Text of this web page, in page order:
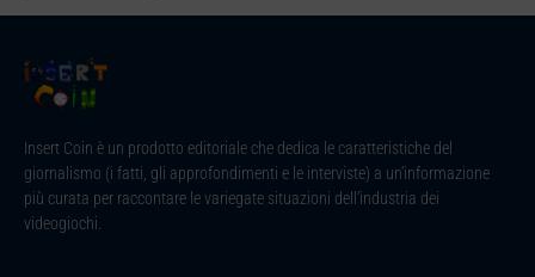
Insert Coin è un prodotto editoriale che dedica le caratteristiche del
giornalismo (i fatti, gli approfondimenti e le interviste) a un’informazione
più curata per raccontare le variegate situazioni dell’industria dei
videogiochi.